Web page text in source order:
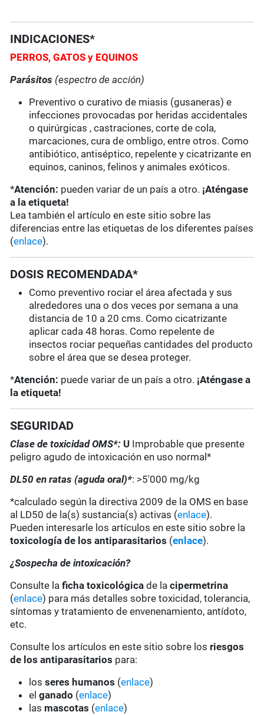
INDICACIONES*
PERROS, GATOS y EQUINOS
Parásitos (espectro de acción)
Preventivo o curativo de miasis (gusaneras) e
infecciones provocadas por heridas accidentales
o quirúrgicas , castraciones, corte de cola,
marcaciones, cura de ombligo, entre otros. Como
antibiótico, antiséptico, repelente y cicatrizante en
equinos, caninos, felinos y animales exóticos.
*Atención: pueden variar de un país a otro. ¡Aténgase
a la etiqueta!
Lea también el artículo en este sitio sobre las
diferencias entre las etiquetas de los diferentes países
(enlace).
DOSIS RECOMENDADA*
Como preventivo rociar el área afectada y sus
alrededores una o dos veces por semana a una
distancia de 10 a 20 cms. Como cicatrizante
aplicar cada 48 horas. Como repelente de
insectos rociar pequeñas cantidades del producto
sobre el área que se desea proteger.
*Atención: puede variar de un país a otro. ¡Aténgase a
la etiqueta!
SEGURIDAD
Clase de toxicidad OMS*: U Improbable que presente
peligro agudo de intoxicación en uso normal*
DL50 en ratas (aguda oral)*: >5'000 mg/kg
*calculado según la directiva 2009 de la OMS en base
al LD50 de la(s) sustancia(s) activas (enlace).
Pueden interesarle los artículos en este sitio sobre la
toxicología de los antiparasitarios (enlace).
¿Sospecha de intoxicación?
Consulte laficha toxicológica de lacipermetrina
(enlace) para más detalles sobre toxicidad, tolerancia,
síntomas y tratamiento de envenenamiento, antídoto,
etc.
Consulte los artículos en este sitio sobre los riesgos
de los antiparasitarios para:
losseres humanos (enlace)
elganado (enlace)
las mascotas (enlace)